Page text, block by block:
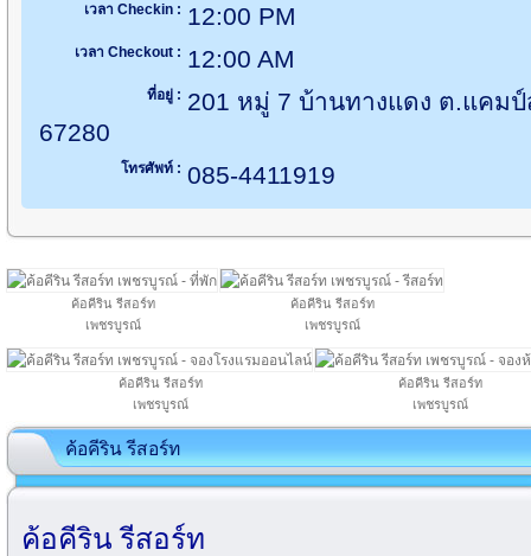
เวลา Checkin : 12:00 PM
เวลา Checkout : 12:00 AM
ที่อยู่ : 201 หมู่ 7 บ้านทางแดง ต.แคม
67280
โทรศัพท์ : 085-4411919
ค้อคีริน รีสอร์ท
เพชรบูรณ์
ค้อคีริน รีสอร์ท
เพชรบูรณ์
ค้อคีริน รีสอร์ท
เพชรบูรณ์
ค้อคีริน รีสอร์ท
เพชรบูรณ์
ค้อคีริน รีสอร์ท
ค้อคีริน รีสอร์ท